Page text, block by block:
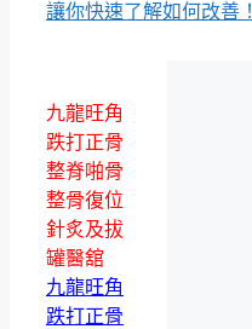
讓你快速了解如何改善！
九龍旺角
跌打正骨
整脊啪骨
整骨復位
針炙及拔
罐醫舘
九龍旺角
跌打正骨